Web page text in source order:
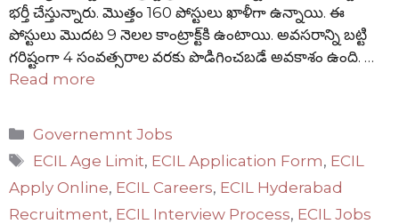
భర్తీ చేస్తున్నారు. మొత్తం 160 పోస్టులు ఖాళీగా ఉన్నాయి. ఈ
పోస్టులు మొదట 9 నెలల కాంట్రాక్ట్‌కి ఉంటాయి. అవసరాన్ని బట్టి
గరిష్టంగా 4 సంవత్సరాల వరకు పొడిగించబడే అవకాశం ఉంది. …
Read more
Categories
Governemnt Jobs
Tags
ECIL Age Limit, ECIL Application Form, ECIL
Apply Online, ECIL Careers, ECIL Hyderabad
Recruitment, ECIL Interview Process, ECIL Jobs